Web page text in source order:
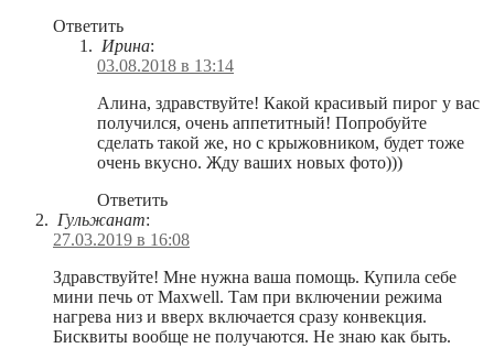
Ответить
Ирина:
03.08.2018 в 13:14
Алина, здравствуйте! Какой красивый пирог у вас
получился, очень аппетитный! Попробуйте
сделать такой же, но с крыжовником, будет тоже
очень вкусно. Жду ваших новых фото)))
Ответить
Гульжанат:
27.03.2019 в 16:08
Здравствуйте! Мне нужна ваша помощь. Купила себе
мини печь от Maxwell. Там при включении режима
нагрева низ и вверх включается сразу конвекция.
Бисквиты вообще не получаются. Не знаю как быть.